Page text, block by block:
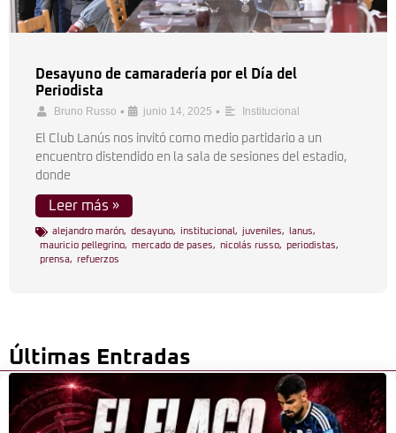
Desayuno de camaradería por el Día del
Periodista
Bruno Russo • junio 14, 2025 • Institucional
El Club Lanús nos invitó como medio partidario a un
encuentro distendido en la sala de sesiones del estadio,
donde
Leer más »
alejandro marón, desayuno, institucional , juveniles, lanus,
mauricio pellegrino, mercado de pases, nicolás russo, periodistas,
prensa, refuerzos
Últimas Entradas